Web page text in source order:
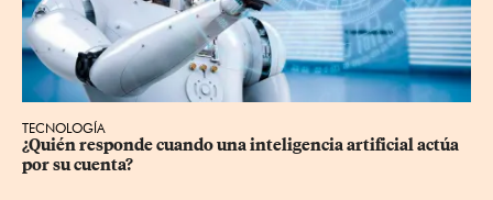
TECNOLOGÍA
¿Quién responde cuando una inteligencia artificial actúa
por su cuenta?